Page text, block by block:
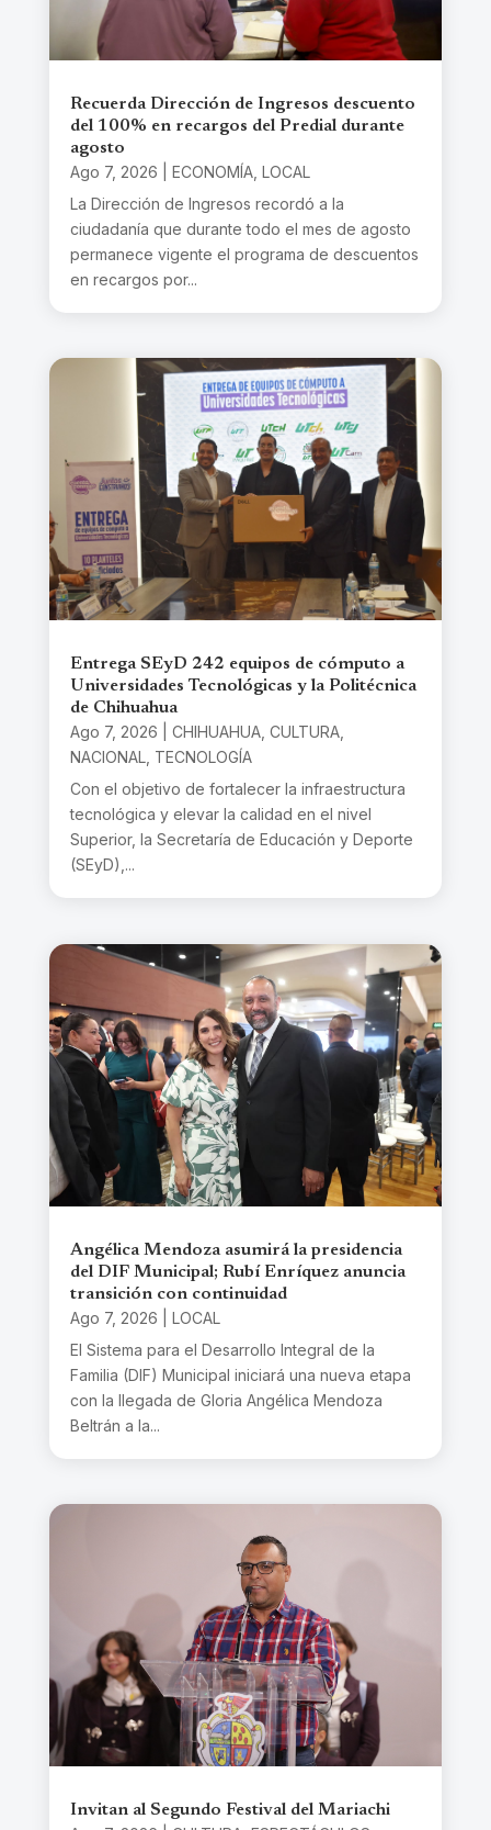
Recuerda Dirección de Ingresos descuento
del 100% en recargos del Predial durante
agosto
Ago 7, 2026 ECONOMÍA, LOCAL
La Dirección de Ingresos recordó a la
ciudadanía que durante todo el mes de agosto
permanece vigente el programa de descuentos
en recargos por...
Entrega SEyD 242 equipos de cómputo a
Universidades Tecnológicas y la Politécnica
de Chihuahua
Ago 7, 2026 CHIHUAHUA, CULTURA,
NACIONAL, TECNOLOGÍA
Con el objetivo de fortalecer la infraestructura
tecnológica y elevar la calidad en el nivel
Superior, la Secretaría de Educación y Deporte
(SEyD),...
Angélica Mendoza asumirá la presidencia
del DIF Municipal; Rubí Enríquez anuncia
transición con continuidad
Ago 7, 2026
LOCAL
El Sistema para el Desarrollo Integral de la
Familia (DIF) Municipal iniciará una nueva etapa
con la llegada de Gloria Angélica Mendoza
Beltrán a la...
Invitan al Segundo Festival del Mariachi